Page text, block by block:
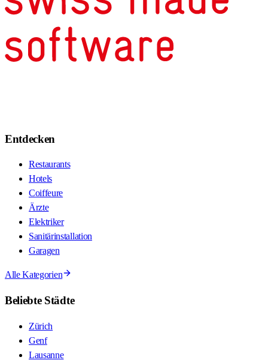
Entdecken
Restaurants
Hotels
Coiffeure
Ärzte
Elektriker
Sanitärinstallation
Garagen
Alle Kategorien
Beliebte Städte
Zürich
Genf
Lausanne